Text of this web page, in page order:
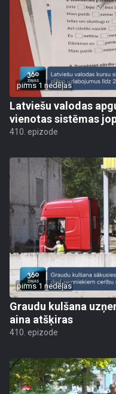
pirms 1 nedēļas
Latviešu valodas
vienotas sistēmas
410. epizode
pirms 1 nedēļas
Graudu kulšana
aina atšķiras
410. epizode